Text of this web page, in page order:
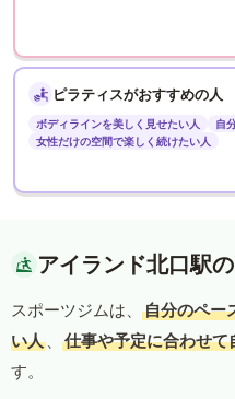
ピラティスがおすすめの人
ボディラインを美しく見せたい人
自
女性だけの空間で楽しく続けたい人
アイランド北口駅
スポーツジムは、
自分のペー
い人 、 仕事や予定に合わせて
す。